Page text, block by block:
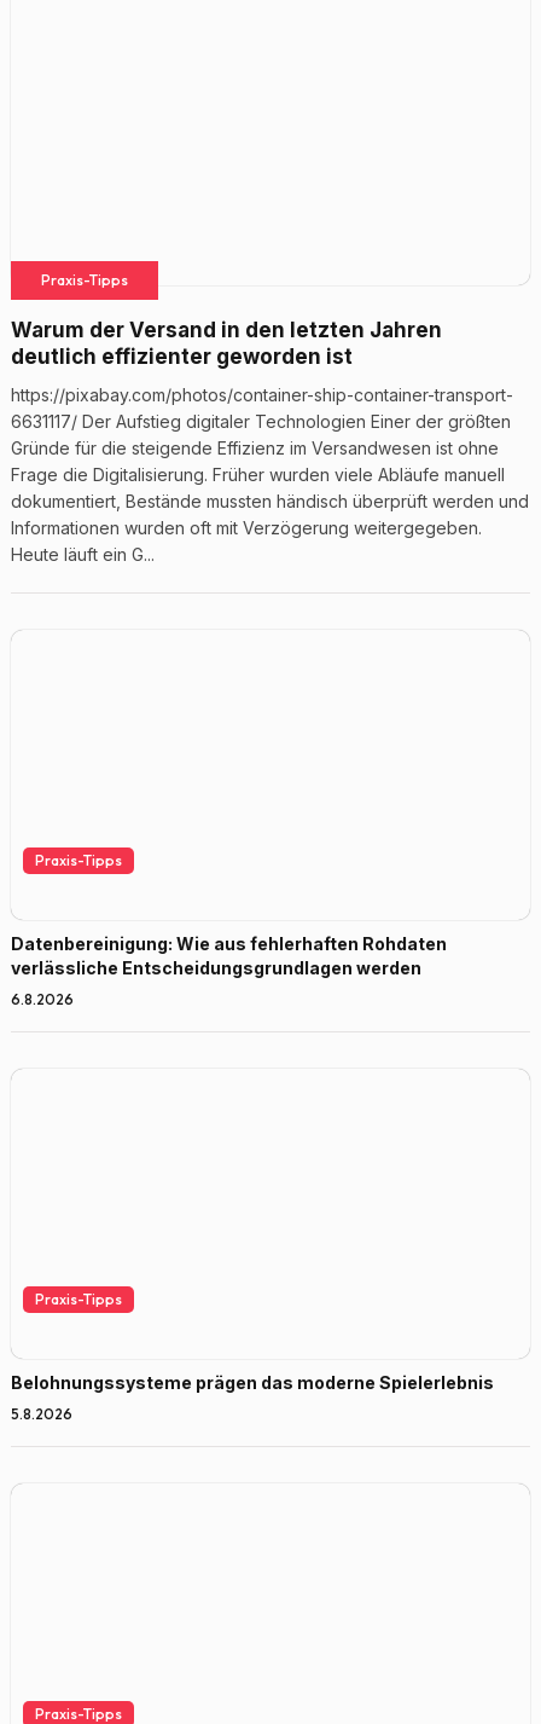
Praxis-Tipps
Warum der Versand in den letzten Jahren
deutlich effizienter geworden ist
https://pixabay.com/photos/container-ship-container-transport-
6631117/ Der Aufstieg digitaler Technologien Einer der größten
Gründe für die steigende Effizienz im Versandwesen ist ohne
Frage die Digitalisierung. Früher wurden viele Abläufe manuell
dokumentiert, Bestände mussten händisch überprüft werden und
Informationen wurden oft mit Verzögerung weitergegeben.
Heute läuft ein G...
Praxis-Tipps
Datenbereinigung: Wie aus fehlerhaften Rohdaten
verlässliche Entscheidungsgrundlagen werden
6.8.2026
Praxis-Tipps
Belohnungssysteme prägen das moderne Spielerlebnis
5.8.2026
Praxis-Tipps